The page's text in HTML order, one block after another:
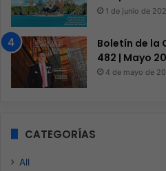
1 de junio de
Boletín de la
482 | Mayo
4 de mayo de
CATEGORÍAS
All